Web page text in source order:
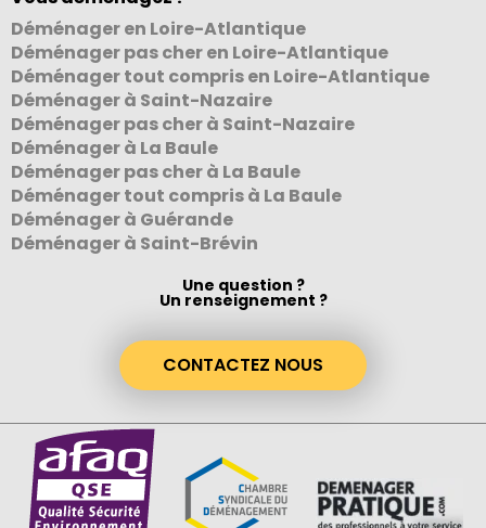
Déménager en Loire-Atlantique
Déménager pas cher en Loire-Atlantique
Déménager tout compris en Loire-Atlantique
Déménager à Saint-Nazaire
Déménager pas cher à Saint-Nazaire
Déménager à La Baule
Déménager pas cher à La Baule
Déménager tout compris à La Baule
Déménager à Guérande
Déménager à Saint-Brévin
Une question ?
Un renseignement ?
CONTACTEZ NOUS